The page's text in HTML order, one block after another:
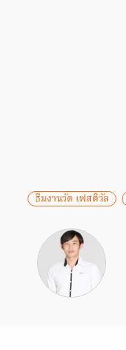
ธีมงานวัด เฟสติวัล